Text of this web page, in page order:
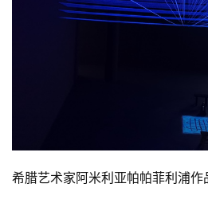
希腊艺术家阿米利亚帕帕菲利浦作